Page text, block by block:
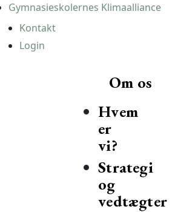
Gymnasieskolernes Klimaalliance
Kontakt
Login
Om os
Hvem
er
vi?
Strategi
og
vedtægter